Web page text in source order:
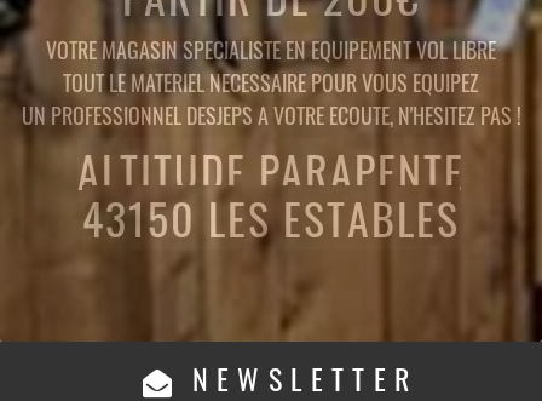
VOTRE MAGASIN SPECIALISTE EN EQUIPEMENT VOL LIBRE
TOUT LE MATERIEL NECESSAIRE POUR VOUS EQUIPEZ
UN PROFESSIONNEL DESJEPS A VOTRE ECOUTE, N'HESITEZ PAS !
ALTITUDE PARAPENTE
43150 LES ESTABLES
NEWSLETTER